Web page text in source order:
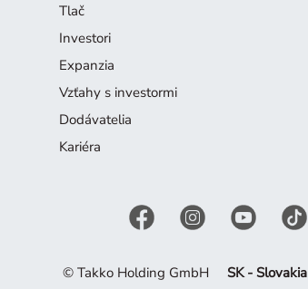
Tlač
Investori
Expanzia
Vzťahy s investormi
Dodávatelia
Kariéra
© Takko Holding GmbH SK - Slovakia